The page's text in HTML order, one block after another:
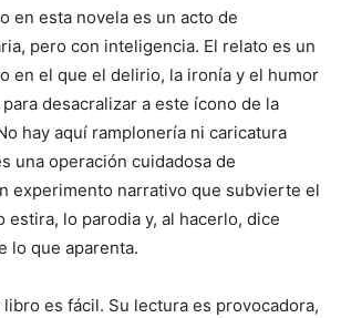
en esta novela es un acto de
pero con inteligencia. El relato es un
en el que el delirio, la ironía y el humor
desacralizar a este ícono de la
hay aquí ramplonería ni caricatura
una operación cuidadosa de
experimento narrativo que subvierte el
estira, lo parodia y, al hacerlo, dice
lo que aparenta.
es fácil. Su lectura es provocadora,